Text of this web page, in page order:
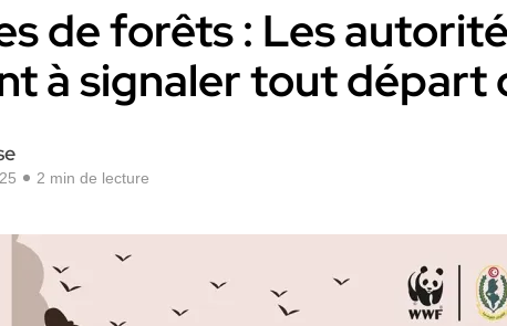
de forêts : Les
à signaler tout départ
2 min de lecture